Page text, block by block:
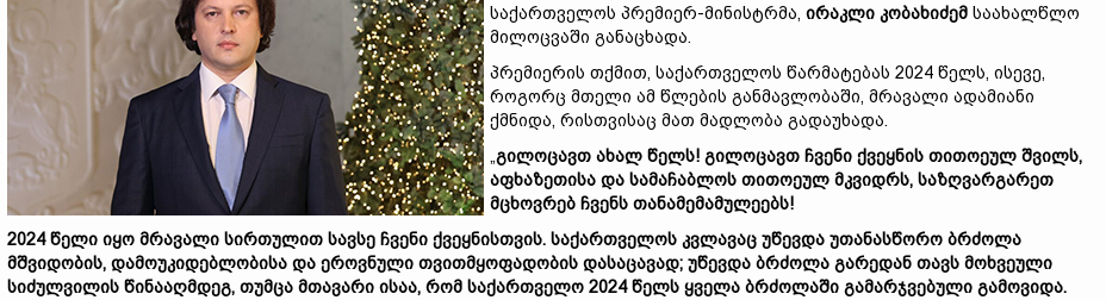
საქართველოს პრემიერ-მინისტრმა, ირაკლი კობახიძემ საახალწლო
მილოცვაში განაცხადა.
პრემიერის თქმით, საქართველოს წარმატებას 2024 წელს, ისევე,
როგორც მთელი ამ წლების განმავლობაში, მრავალი ადამიანი
ქმნიდა, რისთვისაც მათ მადლობა გადაუხადა.
„გილოცავთ ახალ წელს! გილოცავთ ჩვენი ქვეყნის თითოეულ შვილს,
აფხაზეთისა და სამაჩაბლოს თითოეულ მკვიდრს, საზღვარგარეთ
მცხოვრებ ჩვენს თანამემამულეებს!
2024 წელი იყო მრავალი სირთულით სავსე ჩვენი ქვეყნისთვის. საქართველოს კვლავაც უწევდა უთანასწორო ბრძოლა
მშვიდობის, დამოუკიდებლობისა და ეროვნული თვითმყოფადობის დასაცავად; უწევდა ბრძოლა გარედან თავს მოხვეული
სიძულვილის წინააღმდეგ, თუმცა მთავარი ისაა, რომ საქართველო 2024 წელს ყველა ბრძოლაში გამარჯვებული გამოვიდა.